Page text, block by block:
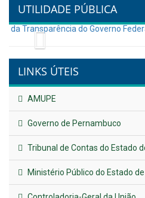
UTILIDADE PÚBLICA
Previous
LINKS ÚTEIS
AMUPE
Governo de Pernambuco
Tribunal de Contas do Estado
Ministério Público do Estado